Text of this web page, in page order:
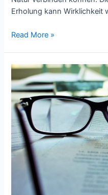
Erholung kann Wirklichkeit
Schatten
Mit
Bäumen
einen
entspannenden
Außenbereich
schaffen
Read More »